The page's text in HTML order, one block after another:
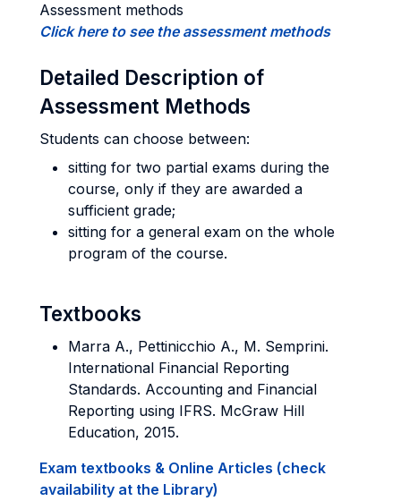
Assessment methods
Click here to see the assessment methods
Detailed Description of
Assessment Methods
Students can choose between:
sitting for two partial exams during the
course, only if they are awarded a
sufficient grade;
sitting for a general exam on the whole
program of the course.
Textbooks
Marra A., Pettinicchio A., M. Semprini.
International Financial Reporting
Standards. Accounting and Financial
Reporting using IFRS. McGraw Hill
Education, 2015.
Exam textbooks & Online Articles (check
availability at the Library)